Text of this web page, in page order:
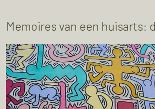
Memoires van een huisarts: